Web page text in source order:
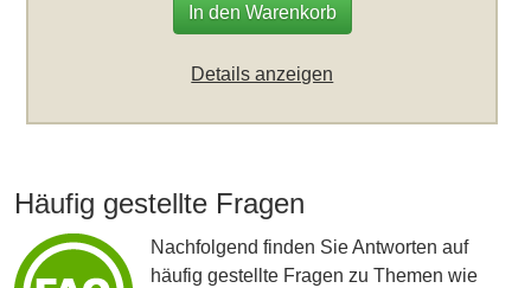
In den Warenkorb
Details anzeigen
Häufig gestellte Fragen
Nachfolgend finden Sie Antworten auf
häufig gestellte Fragen zu Themen wie